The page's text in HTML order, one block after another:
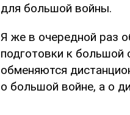
для большой войны.
Я же в очередной раз
подготовки к
обменяются
о большой войне, а о